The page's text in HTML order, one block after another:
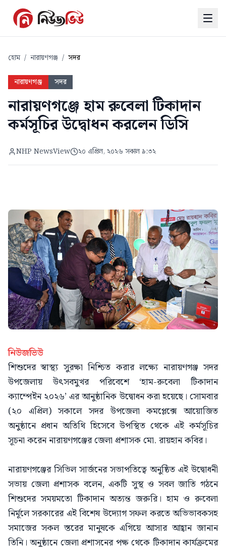
হোম / নারায়ণগঞ্জ / সদর
নারায়ণগঞ্জ সদর
নারায়ণগঞ্জে হাম রুবেলা টিকাদান
কর্মসূচির উদ্বোধন করলেন ডিসি
NHP NewsView ২০ এপ্রিল, ২০২৬ সকাল ৯:৩২
নিউজভিউ
শিশুদের স্বাস্থ্য সুরক্ষা নিশ্চিত করার লক্ষ্যে নারায়ণগঞ্জ সদর
উপজেলায় উৎসবমুখর পরিবেশে ‘হাম-রুবেলা টিকাদান
ক্যাম্পেইন ২০২৬’ এর আনুষ্ঠানিক উদ্বোধন করা হয়েছে। সোমবার
(২০ এপ্রিল) সকালে সদর উপজেলা কমপ্লেক্সে আয়োজিত
অনুষ্ঠানে প্রধান অতিথি হিসেবে উপস্থিত থেকে এই কর্মসূচির
সূচনা করেন নারায়ণগঞ্জের জেলা প্রশাসক মো. রায়হান কবির।
নারায়ণগঞ্জের সিভিল সার্জনের সভাপতিত্বে অনুষ্ঠিত এই উদ্বোধনী
সভায় জেলা প্রশাসক বলেন, একটি সুস্থ ও সবল জাতি গঠনে
শিশুদের সময়মতো টিকাদান অত্যন্ত জরুরি। হাম ও রুবেলা
নির্মূলে সরকারের এই বিশেষ উদ্যোগ সফল করতে অভিভাবকসহ
সমাজের সকল স্তরের মানুষকে এগিয়ে আসার আহ্বান জানান
তিনি। অনুষ্ঠানে জেলা প্রশাসনের পক্ষ থেকে টিকাদান কার্যক্রমের